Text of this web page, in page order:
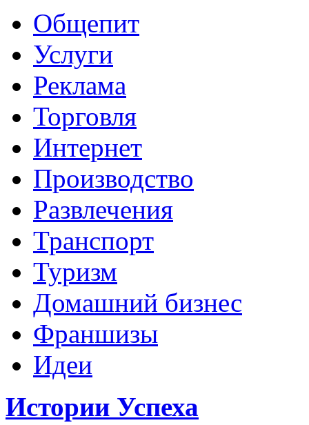
Общепит
Услуги
Реклама
Торговля
Интернет
Производство
Развлечения
Транспорт
Туризм
Домашний бизнес
Франшизы
Идеи
Истории Успеха